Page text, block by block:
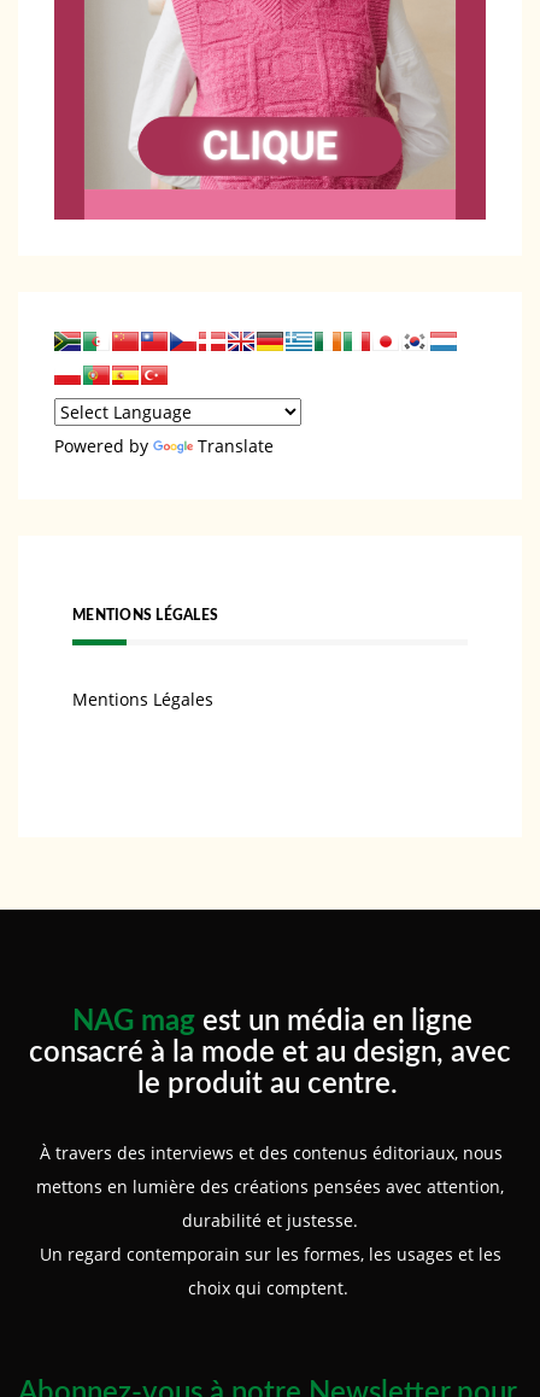
Powered by Translate
MENTIONS LÉGALES
Mentions Légales
NAG mag est un média en ligne
consacré à la mode et au design, avec
le produit au centre.
À travers des interviews et des contenus éditoriaux, nous
mettons en lumière des créations pensées avec attention,
durabilité et justesse.
Un regard contemporain sur les formes, les usages et les
choix qui comptent.